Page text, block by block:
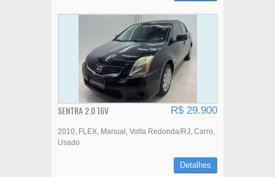
SENTRA 2.0 16V R$ 29.900
2010 FLEX Manual Volta Redonda/RJ Carro
Usado
Detalhes